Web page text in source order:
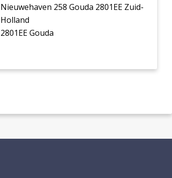
Nieuwehaven 258 Gouda 2801EE Zuid-
Holland
2801EE Gouda